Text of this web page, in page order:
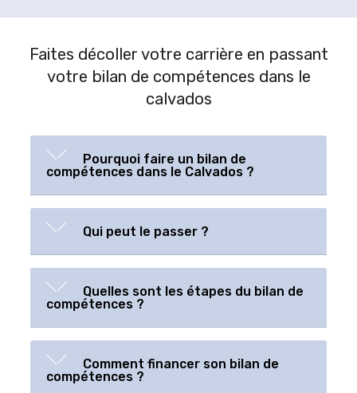
Faites décoller votre carrière en passant
votre bilan de compétences dans le
calvados
Pourquoi faire un bilan de
compétences dans le Calvados ?
Qui peut le passer ?
Quelles sont les étapes du bilan de
compétences ?
Comment financer son bilan de
compétences ?